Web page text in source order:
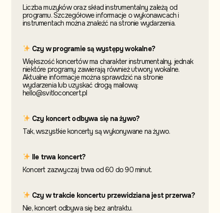
Liczba muzyków oraz skład instrumentalny zależą od
programu. Szczegółowe informacje o wykonawcach i
instrumentach można znaleźć na stronie wydarzenia.
Czy w programie są występy wokalne?
Większość koncertów ma charakter instrumentalny, jednak
niektóre programy zawierają również utwory wokalne.
Aktualne informacje można sprawdzić na stronie
wydarzenia lub uzyskać drogą mailową:
hello@svitloconcert.pl
Czy koncert odbywa się na żywo?
Tak, wszystkie koncerty są wykonywane na żywo.
Ile trwa koncert?
Koncert zazwyczaj trwa od 60 do 90 minut.
Czy w trakcie koncertu przewidziana jest przerwa?
Nie, koncert odbywa się bez antraktu.